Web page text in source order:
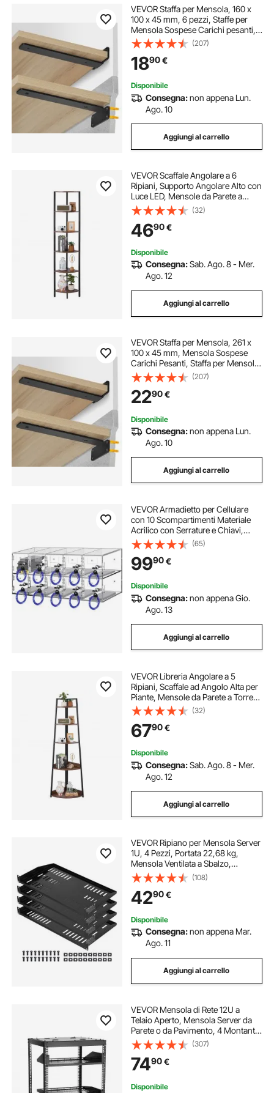
VEVOR Staffa per Mensola, 160 x
100 x 45 mm, 6 pezzi, Staffe per
Mensola Sospese Carichi pesanti,
Staffa Mensola a L, Nera Opaca
Spessa 5 mm, Staffe Mensola in
Acciaio Capacità di Carico di 72,6
kg
(207)
1890€
Disponibile
Consegna:non appena Lun.
Ago. 10
Aggiungi al carrello
VEVOR Scaffale Angolare a 6
Ripiani, Supporto Angolare Alto con
Luce LED, Mensole da Parete a
Torre con Struttura in Metallo e
Ripiani in Legno, Libreria Stretta per
Camera da Letto, Soggiorno
(32)
4690€
Disponibile
Consegna:Sab. Ago. 8 - Mer.
Ago. 12
Aggiungi al carrello
VEVOR Staffa per Mensola, 261 x
100 x 45 mm, Mensola Sospese
Carichi Pesanti, Staffa per Mensola
a L, Opaca Spessa 5 mm, Staffe
Mensola in Acciaio con Capacità di
Carico di 72,6 kg, Nero, 6 Pezzi
(207)
2290€
Disponibile
Consegna:non appena Lun.
Ago. 10
Aggiungi al carrello
VEVOR Armadietto per Cellulare
con 10 Scompartimenti Materiale
Acrilico con Serrature e Chiavi,
Armadietto da Parete per Ufficio
Aula Palestra, Cassetta Deposito
Oggetti da Parete Acrilico
Trasparente
(65)
9990€
Disponibile
Consegna:non appena Gio.
Ago. 13
Aggiungi al carrello
VEVOR Libreria Angolare a 5
Ripiani, Scaffale ad Angolo Alta per
Piante, Mensole da Parete a Torre
con Struttura in Metallo e Ripiani in
Legno, per Camera da Letto,
Soggiorno, Ufficio
(32)
6790€
Disponibile
Consegna:Sab. Ago. 8 - Mer.
Ago. 12
Aggiungi al carrello
VEVOR Ripiano per Mensola Server
1U, 4 Pezzi, Portata 22,68 kg,
Mensola Ventilata a Sbalzo,
Montaggio a Parete o Mensola con
Vassoio, Buona Circolazione
dell'Aria per Apparecchiature di Rete
482 mm
(108)
4290€
Disponibile
Consegna:non appena Mar.
Ago. 11
Aggiungi al carrello
VEVOR Mensola di Rete 12U a
Telaio Aperto, Mensola Server da
Parete o da Pavimento, 4 Montanti
con Ripiani Ventilati e Hardware di
Montaggio, per Apparecchiature di
Rete IT e Apparecchiature AV
(307)
7490€
Disponibile